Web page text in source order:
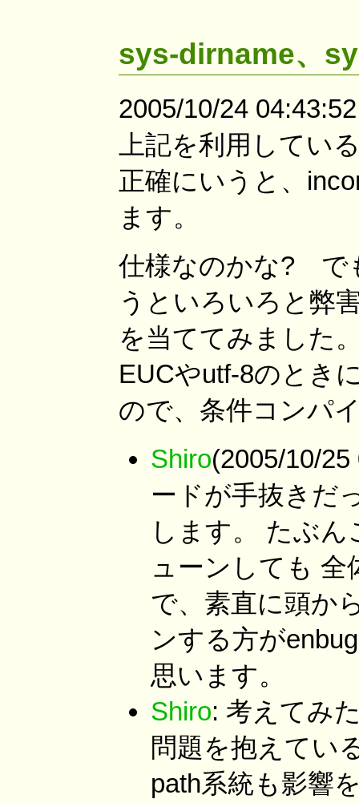
sys-dirname、
2005/10/24
上記を利用してい
正確にいうと、
ます。
仕様なのかな? で
うといろいろと弊
を当ててみました
EUCやutf-8のとき
ので、条件コンパ
Shiro(2005/10/
ードが手抜きだ
します。 たぶ
ューンしても
で、素直に頭か
ンする方が
思います。
Shiro: 考えてみ
問題を抱えてい
path系統も影響